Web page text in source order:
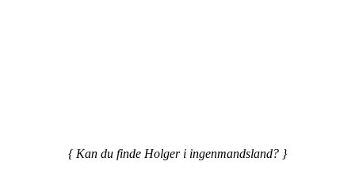
{ Kan du finde Holger i ingenmandsland? }